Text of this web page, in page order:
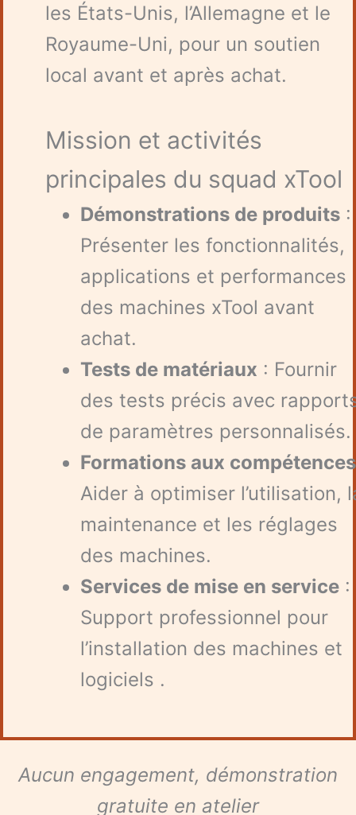
les États-Unis, l’Allemagne et le
Royaume-Uni, pour un soutien
local avant et après achat.
Mission et activités
principales du squad xTool
Démonstrations de produits :
Présenter les fonctionnalités,
applications et performances
des machines xTool avant
achat.
Tests de matériaux : Fournir
des tests précis avec
de paramètres personnalisés.
Formations aux compétences
Aider à optimiser l’utilisation,
maintenance et les réglages
des machines.
Services de mise en service :
Support professionnel pour
l’installation des machines et
logiciels .
Aucun engagement, démonstration
gratuite en atelier